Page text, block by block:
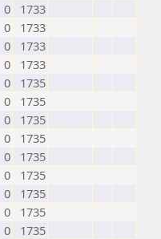
0
1733
0
1733
0
1733
0
1733
0
1735
0
1735
0
1735
0
1735
0
1735
0
1735
0
1735
0
1735
0
1735